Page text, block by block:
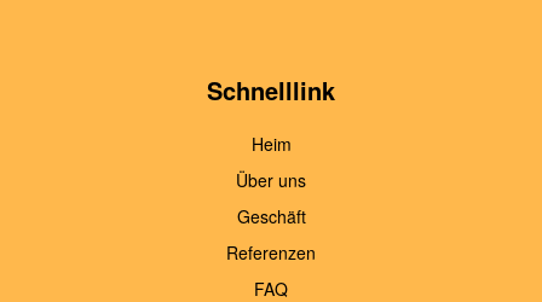
Schnelllink
Heim
Über uns
Geschäft
Referenzen
FAQ